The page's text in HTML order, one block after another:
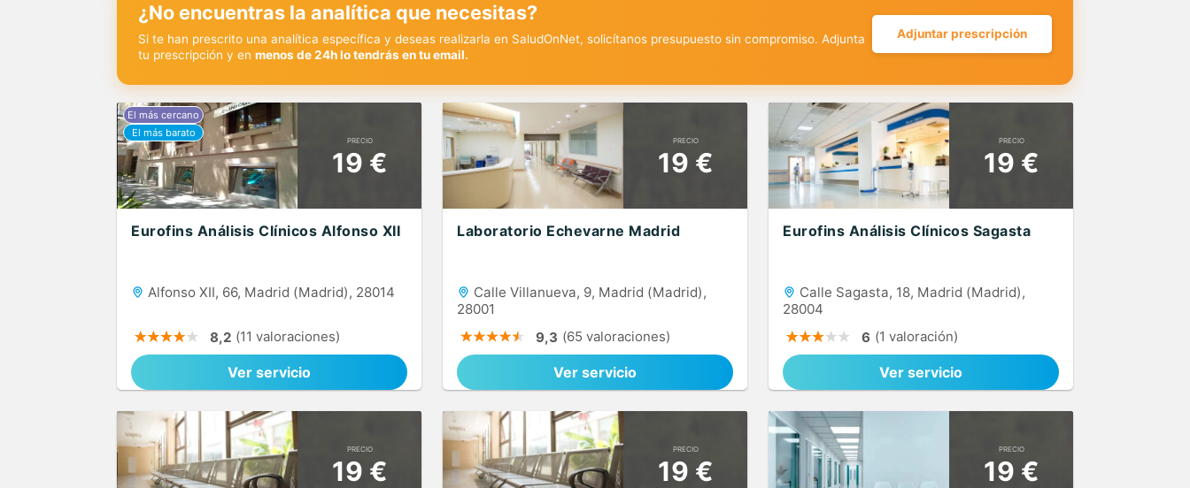
¿No encuentras la analítica que necesitas?
Si te han prescrito una analítica específica y deseas realizarla en SaludOnNet, solicítanos presupuesto sin compromiso. Adjunta
tu prescripción y en menos de 24h lo tendrás en tu email.
Adjuntar prescripción
PRECIO
19 €
Eurofins Análisis Clínicos Alfonso XII
Alfonso XII, 66, Madrid (Madrid), 28014
8,2 (11 valoraciones)
Ver servicio
PRECIO
19 €
Laboratorio Echevarne Madrid
Calle Villanueva, 9, Madrid (Madrid),
28001
9,3 (65 valoraciones)
Ver servicio
PRECIO
19 €
Eurofins Análisis Clínicos Sagasta
Calle Sagasta, 18, Madrid (Madrid),
28004
6 (1 valoración)
Ver servicio
PRECIO
19 €
PRECIO
19 €
PRECIO
19 €